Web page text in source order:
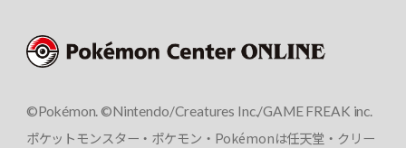
©Pokémon. ©Nintendo/Creatures Inc./GAME FREAK inc.
ポケットモンスター・ポケモン・Pokémonは任天堂・クリー